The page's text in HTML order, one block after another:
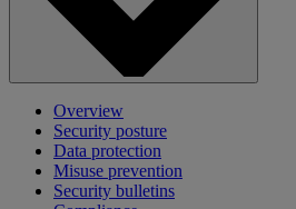
Overview
Security posture
Data protection
Misuse prevention
Security bulletins